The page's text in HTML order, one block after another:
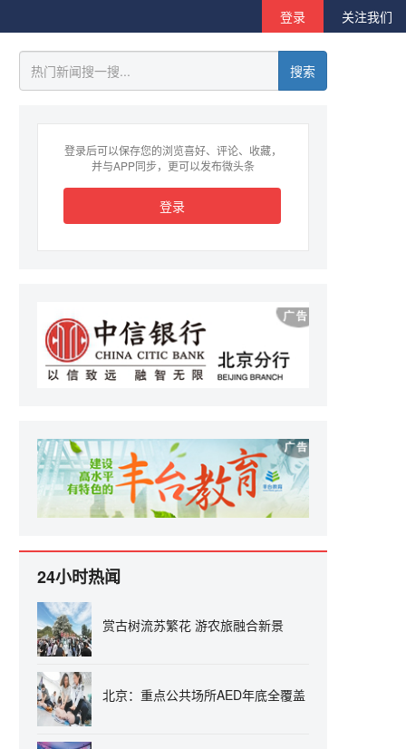
关注我们
登录
搜索
登录后可以保存您的浏览喜好、评论、收藏，
并与APP同步，更可以发布微头条
登录
24小时热闻
赏古树流苏繁花 游农旅融合新景
北京：重点公共场所AED年底全覆盖